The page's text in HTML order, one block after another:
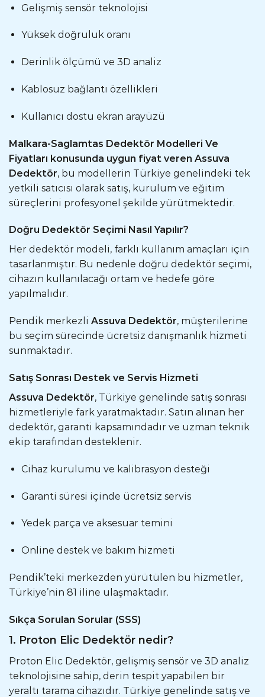
Gelişmiş sensör teknolojisi
Yüksek doğruluk oranı
Derinlik ölçümü ve 3D analiz
Kablosuz bağlantı özellikleri
Kullanıcı dostu ekran arayüzü
Malkara-Saglamtas Dedektör Modelleri Ve
Fiyatları konusunda uygun fiyat veren Assuva
Dedektör, bu modellerin Türkiye genelindeki tek
yetkili satıcısı olarak satış, kurulum ve eğitim
süreçlerini profesyonel şekilde yürütmektedir.
Doğru Dedektör Seçimi Nasıl Yapılır?
Her dedektör modeli, farklı kullanım amaçları için
tasarlanmıştır. Bu nedenle doğru dedektör seçimi,
cihazın kullanılacağı ortam ve hedefe göre
yapılmalıdır.
Pendik merkezli Assuva Dedektör, müşterilerine
bu seçim sürecinde ücretsiz danışmanlık hizmeti
sunmaktadır.
Satış Sonrası Destek ve Servis Hizmeti
Assuva Dedektör, Türkiye genelinde satış sonrası
hizmetleriyle fark yaratmaktadır. Satın alınan her
dedektör, garanti kapsamındadır ve uzman teknik
ekip tarafından desteklenir.
Cihaz kurulumu ve kalibrasyon desteği
Garanti süresi içinde ücretsiz servis
Yedek parça ve aksesuar temini
Online destek ve bakım hizmeti
Pendik’teki merkezden yürütülen bu hizmetler,
Türkiye’nin 81 iline ulaşmaktadır.
Sıkça Sorulan Sorular (SSS)
1. Proton Elic Dedektör nedir?
Proton Elic Dedektör, gelişmiş sensör ve 3D analiz
teknolojisine sahip, derin tespit yapabilen bir
yeraltı tarama cihazıdır. Türkiye genelinde satış ve